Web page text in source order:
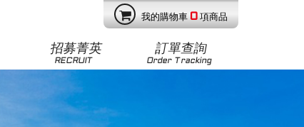
我的購物車 0 項商品
招募菁英
RECRUIT
訂單查詢
Order Tracking